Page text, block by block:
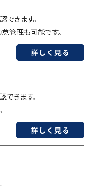
できます。
管理も可能です。
詳しく見る
きます。
詳しく見る